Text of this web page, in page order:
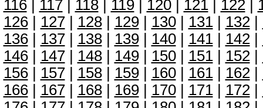
116| 117| 118| 119| 120| 121| 122|
126| 127| 128| 129| 130| 131| 132|
136| 137| 138| 139| 140| 141| 142|
146| 147| 148| 149| 150| 151| 152|
156| 157| 158| 159| 160| 161| 162|
166| 167| 168| 169| 170| 171| 172|